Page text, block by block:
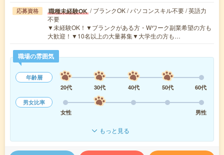
応募資格 職種未経験OK / ブランクOK / パソコンスキル不要 / 英語力
不要
▼未経験OK！▼ブランクがある方・Wワーク副業希望の方も
大歓迎！▼10名以上の大量募集▼大学生の方も…
職場の雰囲気
年齢層
20代
30代 40代 50代
60代
男女比率
女性
男性
もっと見る